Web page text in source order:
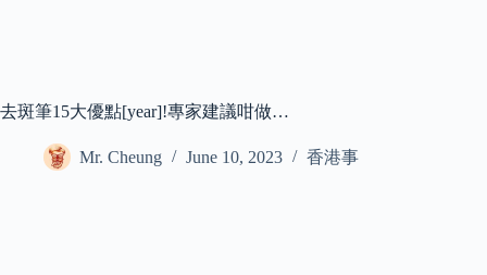
去斑筆15大優點[year]!專家建議咁做…
Mr. Cheung June 10, 2023 香港事